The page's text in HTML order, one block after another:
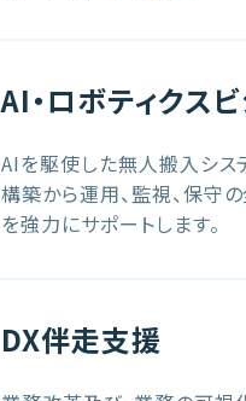
AI・ロボティクス
AIを駆使した無人搬入シス
構築から運用、監視、保守
を強力にサポートします。
DX伴走支援